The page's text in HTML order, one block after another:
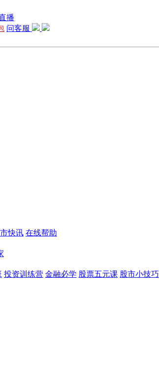
问客服
快讯 在线帮助
投资训练营 金融必学 股票五元课 股市小技巧